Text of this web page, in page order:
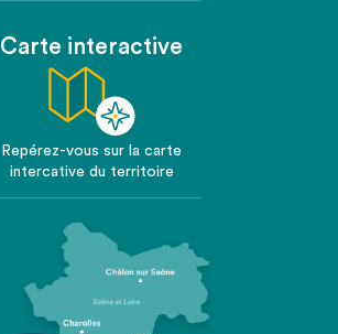
Carte interactive
Repérez-vous sur la carte
intercative du territoire